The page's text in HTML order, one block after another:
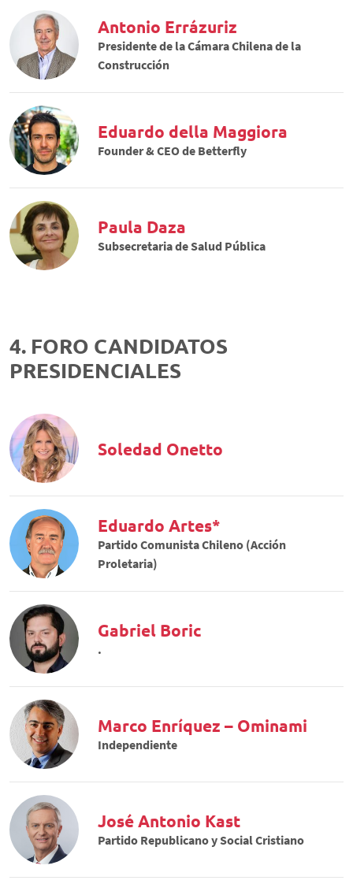
Antonio Errázuriz
Presidente de la Cámara Chilena de la
Construcción
Eduardo della Maggiora
Founder & CEO de Betterfly
Paula Daza
Subsecretaria de Salud Pública
4. FORO CANDIDATOS
PRESIDENCIALES
Soledad Onetto
Eduardo Artes*
Partido Comunista Chileno (Acción
Proletaria)
Gabriel Boric
.
Marco Enríquez – Ominami
Independiente
José Antonio Kast
Partido Republicano y Social Cristiano